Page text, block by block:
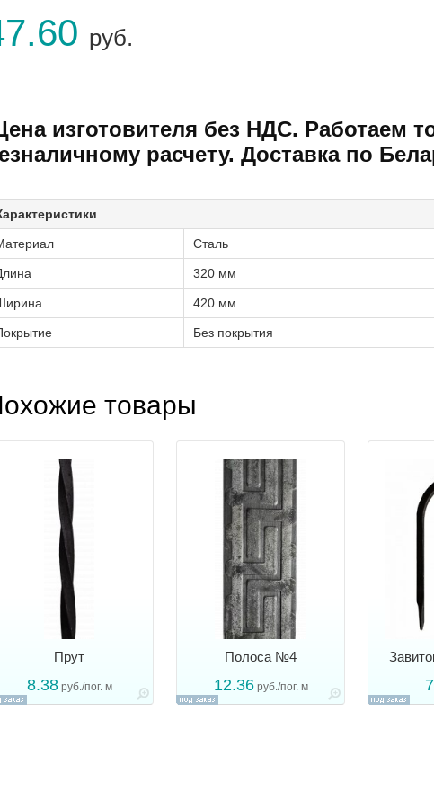
руб.
изготовителя без НДС. Работаем
расчету. Доставка по
Сталь
320 мм
420 мм
Без покрытия
товары
Прут
8.38руб./пог. м
Полоса №4
12.36руб./пог. м